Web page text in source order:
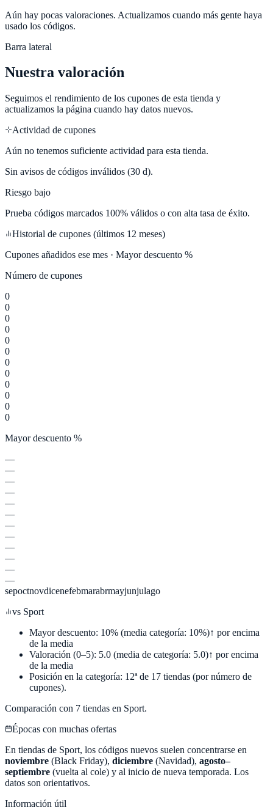
Aún hay pocas valoraciones. Actualizamos cuando más gente haya
usado los códigos.
Barra lateral
Nuestra valoración
Seguimos el rendimiento de los cupones de esta tienda y
actualizamos la página cuando hay datos nuevos.
Actividad de cupones
Aún no tenemos suficiente actividad para esta tienda.
Sin avisos de códigos inválidos (30 d).
Riesgo bajo
Prueba códigos marcados 100% válidos o con alta tasa de éxito.
Historial de cupones (últimos 12 meses)
Cupones añadidos ese mes · Mayor descuento %
Número de cupones
0
0
0
0
0
0
0
0
0
0
0
0
Mayor descuento %
—
—
—
—
—
—
—
—
—
—
—
—
sepoctnovdicenefebmarabrmayjunjulago
vs Sport
Mayor descuento: 10% (media categoría: 10%)↑ por encima
de la media
Valoración (0–5): 5.0 (media de categoría: 5.0)↑ por encima
de la media
Posición en la categoría: 12ª de 17 tiendas (por número de
cupones).
Comparación con 7 tiendas en Sport.
Épocas con muchas ofertas
En tiendas de Sport, los códigos nuevos suelen concentrarse en
noviembre (Black Friday), diciembre (Navidad), agosto–
septiembre (vuelta al cole) y al inicio de nueva temporada. Los
datos son orientativos.
Información útil